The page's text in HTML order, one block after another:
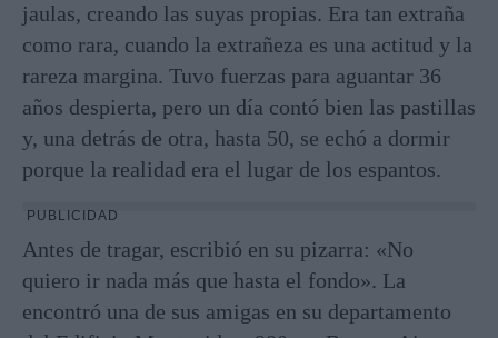
jaulas, creando las suyas propias. Era tan extraña
como rara, cuando la extrañeza es una actitud y la
rareza margina. Tuvo fuerzas para aguantar 36
años despierta, pero un día contó bien las pastillas
y, una detrás de otra, hasta 50, se echó a dormir
porque la realidad era el lugar de los espantos.
PUBLICIDAD
Antes de tragar, escribió en su pizarra: «No
quiero ir nada más que hasta el fondo». La
encontró una de sus amigas en su departamento